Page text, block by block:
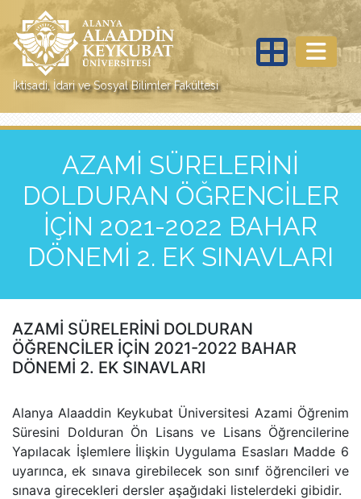
İktisadi, İdari ve Sosyal Bilimler Fakültesi
AZAMİ SÜRELERİNİ
DOLDURAN ÖĞRENCİLER
İÇİN 2021-2022 BAHAR
DÖNEMİ 2. EK SINAVLARI
AZAMİ SÜRELERİNİ DOLDURAN
ÖĞRENCİLER İÇİN 2021-2022 BAHAR
DÖNEMİ 2. EK SINAVLARI
Alanya Alaaddin Keykubat Üniversitesi Azami Öğrenim
Süresini Dolduran Ön Lisans ve Lisans Öğrencilerine
Yapılacak İşlemlere İlişkin Uygulama Esasları Madde 6
uyarınca, ek sınava girebilecek son sınıf öğrencileri ve
sınava girecekleri dersler aşağıdaki listelerdeki gibidir.